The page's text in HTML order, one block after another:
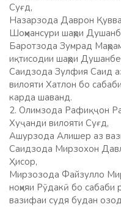
Суғд,
Назарзода Даврон
Шоҳмансури шаҳри
Баротзода Зумрад
иқтисодии шаҳри
Саидзода Зулфия Саид
вилояти Хатлон бо
карда шаванд.
2. Олимзода Рафиқҷон
Хуҷанди вилояти Суғд,
Ашурзода Алишер аз
Саидзода Мирзохон
Ҳисор,
Мирзозода Файзулло
ноҳияи Рӯдакӣ бо сабаби
вазифаи судя будан